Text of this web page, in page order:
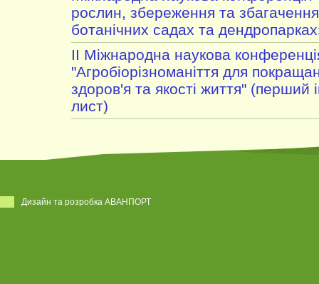
рослин, збереження та збагачення
ботанічних садах та
II Міжнародна наукова
"Агробіорізноманіття для
здоров'я та якості життя" (перший
лист)
Дизайн та розробка АВАНПОРТ